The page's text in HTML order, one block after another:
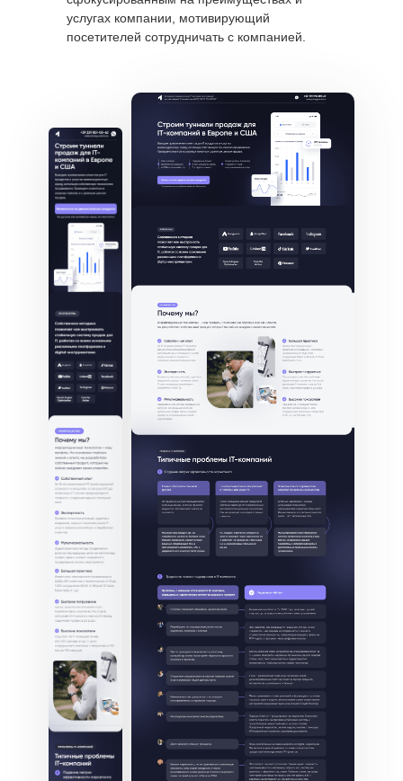
услугах компании, мотивирующий
посетителей сотрудничать с компанией.